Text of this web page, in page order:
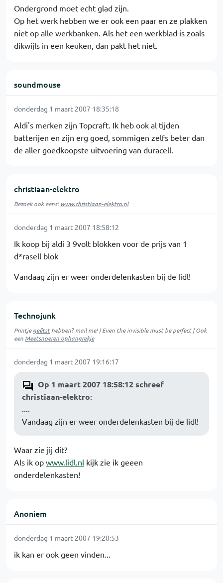
Ondergrond moet echt glad zijn.
Op het werk hebben we er ook een paar en ze plakken
niet op alle werkbanken. Als het een werkblad is zoals
dikwijls in een keuken, dan pakt het niet.
soundmouse
donderdag 1 maart 2007 18:35:18
Aldi's merken zijn Topcraft. Ik heb ook al tijden
batterijen en zijn erg goed, sommigen zelfs beter dan
de aller goedkoopste uitvoering van duracell.
christiaan-elektro
Bezoek ook eens:www.christiaan-elektro.nl
donderdag 1 maart 2007 18:58:12
Ik koop bij aldi 3 9volt blokken voor de prijs van 1
d*rasell blok
Vandaag zijn er weer onderdelenkasten bij de lidl!
Technojunk
Printjegeëtsthebben? mail me! | Even the invisible must be perfect | Ook
een Meetsnoeren ophangrekje
donderdag 1 maart 2007 19:16:17
Op 1 maart 2007 18:58:12 schreef
christiaan-elektro:
....
Vandaag zijn er weer onderdelenkasten bij de lidl!
Waar zie jij dit?
Als ik op www.lidl.nl kijk zie ik geeen
onderdelenkasten!
Anoniem
donderdag 1 maart 2007 19:20:53
ik kan er ook geen vinden...